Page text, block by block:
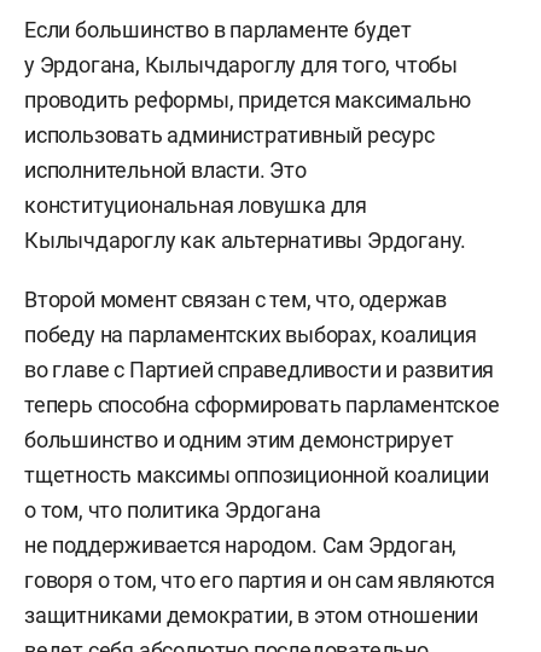
Если большинство в парламенте будет
у Эрдогана, Кылычдароглу для того, чтобы
проводить реформы, придется максимально
использовать административный ресурс
исполнительной власти. Это
конституциональная ловушка для
Кылычдароглу как альтернативы Эрдогану.
Второй момент связан с тем, что, одержав
победу на парламентских выборах, коалиция
во главе с Партией справедливости и развития
теперь способна сформировать парламентское
большинство и одним этим демонстрирует
тщетность максимы оппозиционной коалиции
о том, что политика Эрдогана
не поддерживается народом. Сам Эрдоган,
говоря о том, что его партия и он сам являются
защитниками демократии, в этом отношении